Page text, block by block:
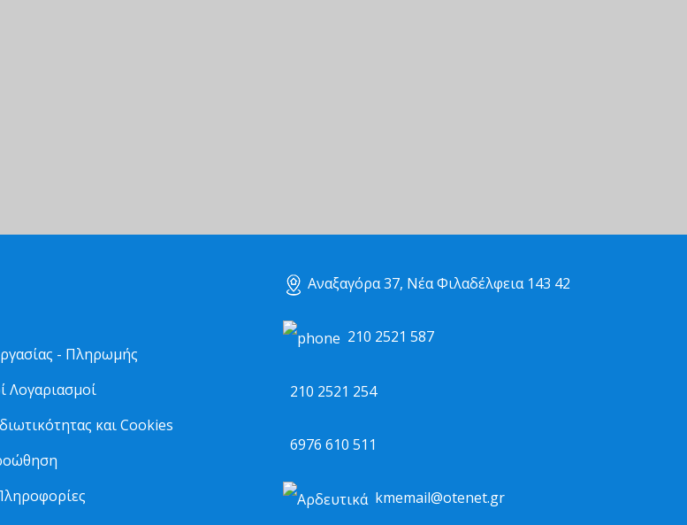
- Πληρωμής
Λογαριασμοί
και Cookies
Αναξαγόρα 37, Νέα Φιλαδέλφεια 143 42
210 2521 587
210 2521 254
6976 610 511
kmemail@otenet.gr